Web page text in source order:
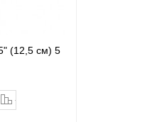
(12,5 см) 5
закладки